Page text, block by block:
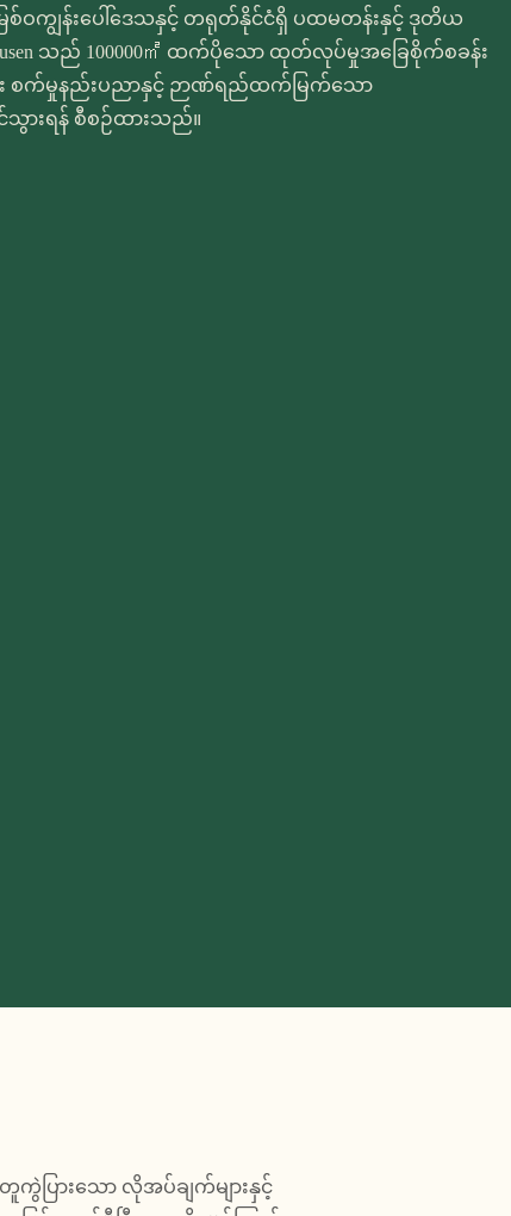
မြစ်ဝကျွန်းပေါ်ဒေသနှင့် တရုတ်နိုင်ငံရှိ ပထမတန်းနှင့် ဒုတိယ
သည် 100000㎡ ထက်ပိုသော ထုတ်လုပ်မှုအခြေစိုက်စခန်း
စက်မှုနည်းပညာနှင့် ဉာဏ်ရည်ထက်မြက်သော
းရန် စီစဉ်ထားသည်။
ပြားသော လိုအပ်ချက်များနှင့်